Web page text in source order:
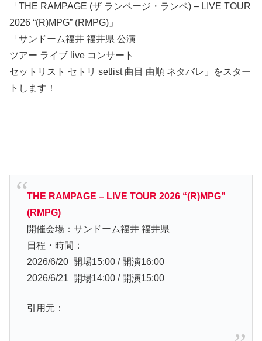
「THE RAMPAGE (ザ ランページ・ランペ) – LIVE TOUR
2026 “(R)MPG” (RMPG)」
「サンドーム福井 福井県 公演
ツアー ライブ live コンサート
セットリスト セトリ setlist 曲目 曲順 ネタバレ」をスター
トします！
THE RAMPAGE – LIVE TOUR 2026 “(R)MPG”
(RMPG)
開催会場：サンドーム福井 福井県
日程・時間：
2026/6/20 開場15:00 / 開演16:00
2026/6/21 開場14:00 / 開演15:00
引用元：